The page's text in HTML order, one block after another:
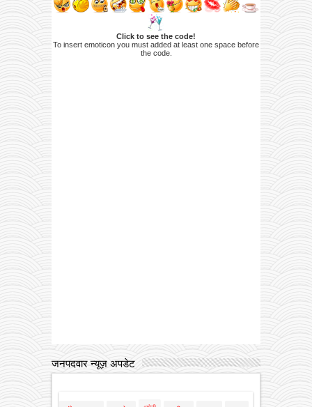
Click to see the code!
To insert emoticon you must added at least one space before
the code.
जनपदवार न्यूज़ अपडेट